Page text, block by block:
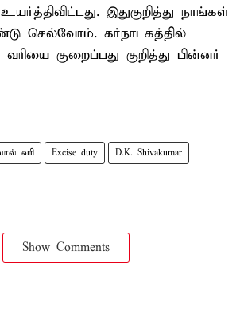
இதுகுறித்து நாங்கள்
செல்வோம். கர்நாடகத்தில்
குறைப்பது குறித்து பின்னர்
வரி Excise duty D.K. Shivakumar
Show Comments